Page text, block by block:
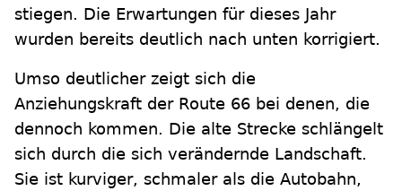
stiegen. Die Erwartungen für dieses Jahr
wurden bereits deutlich nach unten korrigiert.
Umso deutlicher zeigt sich die
Anziehungskraft der Route 66 bei denen, die
dennoch kommen. Die alte Strecke schlängelt
sich durch die sich verändernde Landschaft.
Sie ist kurviger, schmaler als die Autobahn,